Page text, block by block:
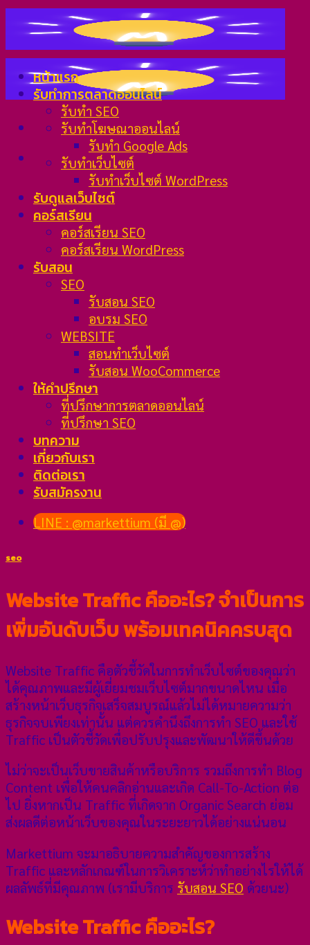
Skip
content
หน้าแรก
รับทำการตลาดออนไลน์
รับทำ SEO
รับทำโฆษณาออนไลน์
รับทำ Google Ads
รับทำเว็บไซต์
รับทำเว็บไซต์ WordPress
รับดูแลเว็บไซต์
คอร์สเรียน
คอร์สเรียน SEO
คอร์สเรียน WordPress
รับสอน
SEO
รับสอน SEO
อบรม SEO
WEBSITE
สอนทำเว็บไซต์
รับสอน WooCommerce
ให้คำปรึกษา
ที่ปรึกษาการตลาดออนไลน์
ที่ปรึกษา SEO
บทความ
เกี่ยวกับเรา
ติดต่อเรา
รับสมัครงาน
LINE : @markettium (มี @)
seo
Website Traffic คืออะไร? จำเป็นการ
เพิ่มอันดับเว็บ พร้อมเทคนิคครบสุด
Website Traffic คือตัวชี้วัดในการทำเว็บไซต์ของคุณว่า
ได้คุณภาพและมีผู้เยี่ยมชมเว็บไซต์มากขนาดไหน เมื่อ
สร้างหน้าเว็บธุรกิจเสร็จสมบูรณ์แล้วไม่ได้หมายความว่า
ธุรกิจจบเพียงเท่านั้น แต่ควรคำนึงถึงการทำ SEO และใช้
Traffic เป็นตัวชี้วัดเพื่อปรับปรุงและพัฒนาให้ดีขึ้นด้วย
ไม่ว่าจะเป็นเว็บขายสินค้าหรือบริการ รวมถึงการทำ Blog
Content เพื่อให้คนคลิกอ่านและเกิด Call-To-Action ต่อ
ไป ยิ่งหากเป็น Traffic ที่เกิดจาก Organic Search ย่อม
ส่งผลดีต่อหน้าเว็บของคุณในระยะยาวได้อย่างแน่นอน
Markettium จะมาอธิบายความสำคัญของการสร้าง
Traffic และหลักเกณฑ์ในการวิเคราะห์ว่าทำอย่างไรให้ได้
ผลลัพธ์ที่มีคุณภาพ (เรามีบริการ รับสอน SEO ด้วยนะ)
Website Traffic คืออะไร?